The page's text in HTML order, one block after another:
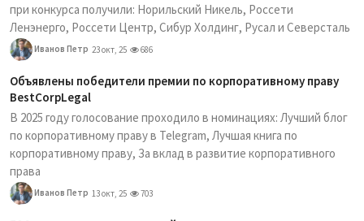
при конкурса получили: Норильский Никель, Россети
Ленэнерго, Россети Центр, Сибур Холдинг, Русал и Северсталь
Иванов Петр 23 окт, 25 686
Объявлены победители премии по корпоративному праву
BestCorpLegal
В 2025 году голосование проходило в номинациях: Лучший блог
по корпоративному праву в Telegram, Лучшая книга по
корпоративному праву, За вклад в развитие корпоративного
права
Иванов Петр 13 окт, 25 703